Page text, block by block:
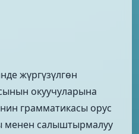
жүргүзүлгөн
окуучуларына
грамматикасы орус
менен салыштырмалуу